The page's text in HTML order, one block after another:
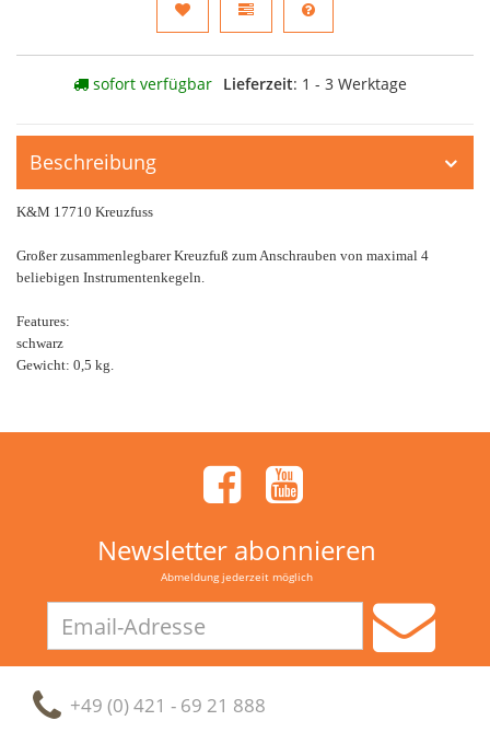
sofort verfügbar Lieferzeit: 1 - 3 Werktage
Beschreibung
K&M 17710 Kreuzfuss
Großer zusammenlegbarer Kreuzfuß zum Anschrauben von maximal 4
beliebigen Instrumentenkegeln.
Features:
schwarz
Gewicht: 0,5 kg.
Newsletter abonnieren
Abmeldung jederzeit möglich
Adresse
+49 (0) 421 - 69 21 888